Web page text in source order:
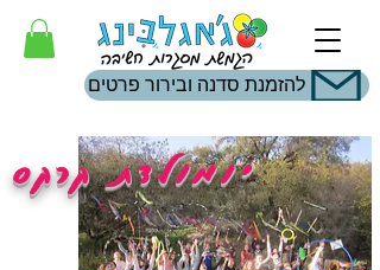
להזמנת סדנה ובירור פרטים
יומולדת קרקס